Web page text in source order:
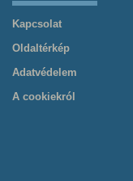
Kapcsolat
Oldaltérkép
Adatvédelem
A cookiekról